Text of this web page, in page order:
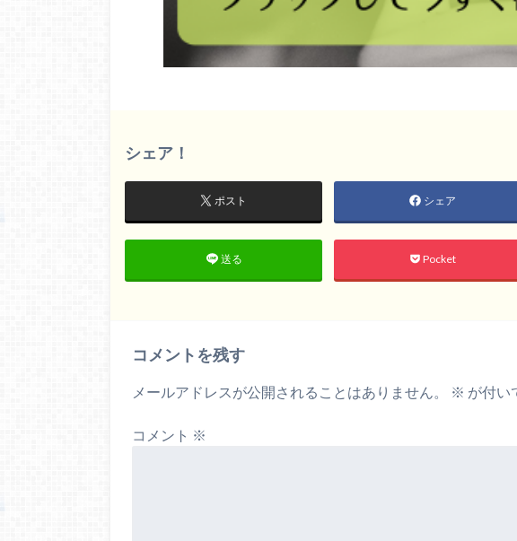
シェア！
ポスト シェア
送る Pocket
コメントを残す
メールアドレスが公開されることはありません。 ※ が付い
コメント ※